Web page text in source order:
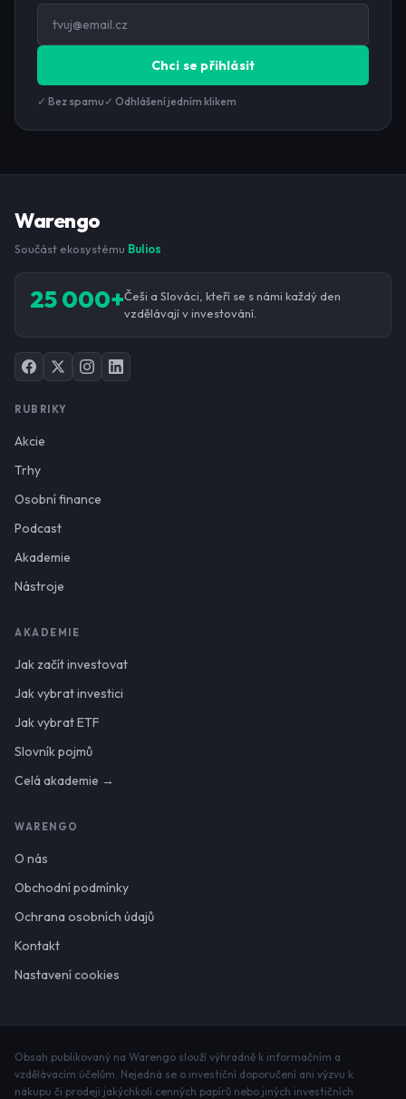
Chci se přihlásit
✓ Bez spamu ✓ Odhlášení jedním klikem
Warengo
Součást ekosystému Bulios
25 000+Češi a Slováci, kteří se s námi každý den
vzdělávají v investování.
RUBRIKY
Akcie
Trhy
Osobní finance
Podcast
Akademie
Nástroje
AKADEMIE
Jak začít investovat
Jak vybrat investici
Jak vybrat ETF
Slovník pojmů
Celá akademie →
WARENGO
O nás
Obchodní podmínky
Ochrana osobních údajů
Kontakt
Nastavení cookies
Obsah publikovaný na Warengo slouží výhradně k informačním a
vzdělávacím účelům. Nejedná se o investiční doporučení ani výzvu k
nákupu či prodeji jakýchkoli cenných papírů nebo jiných investičních